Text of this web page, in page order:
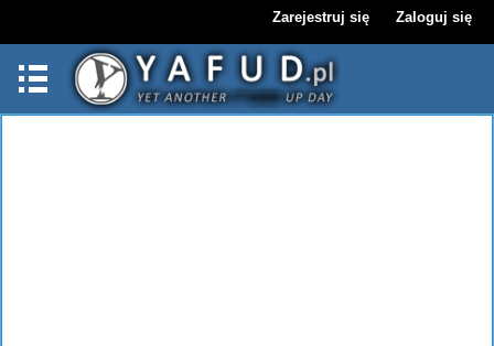
Zarejestruj się Zaloguj się